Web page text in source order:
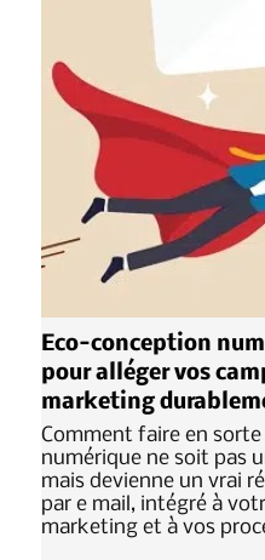
Eco-conception
pour alléger vos
marketing
Comment faire en
numérique ne soit pas
mais devienne un vrai
par e mail, intégré à
marketing et à vos